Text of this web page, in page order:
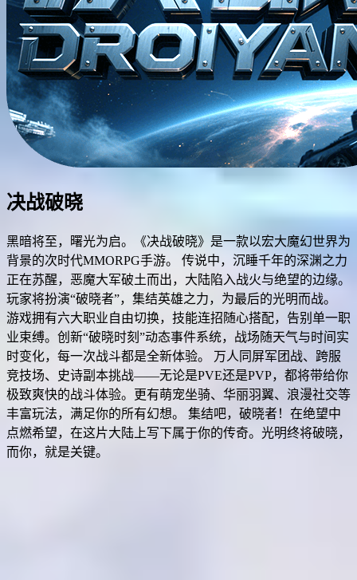
决战破晓
黑暗将至，曙光为启。《决战破晓》是一款以宏大魔幻世界为
背景的次时代MMORPG手游。 传说中，沉睡千年的深渊之力
正在苏醒，恶魔大军破土而出，大陆陷入战火与绝望的边缘。
玩家将扮演“破晓者”，集结英雄之力，为最后的光明而战。
游戏拥有六大职业自由切换，技能连招随心搭配，告别单一职
业束缚。创新“破晓时刻”动态事件系统，战场随天气与时间实
时变化，每一次战斗都是全新体验。 万人同屏军团战、跨服
竞技场、史诗副本挑战——无论是PVE还是PVP，都将带给你
极致爽快的战斗体验。更有萌宠坐骑、华丽羽翼、浪漫社交等
丰富玩法，满足你的所有幻想。 集结吧，破晓者！在绝望中
点燃希望，在这片大陆上写下属于你的传奇。光明终将破晓，
而你，就是关键。